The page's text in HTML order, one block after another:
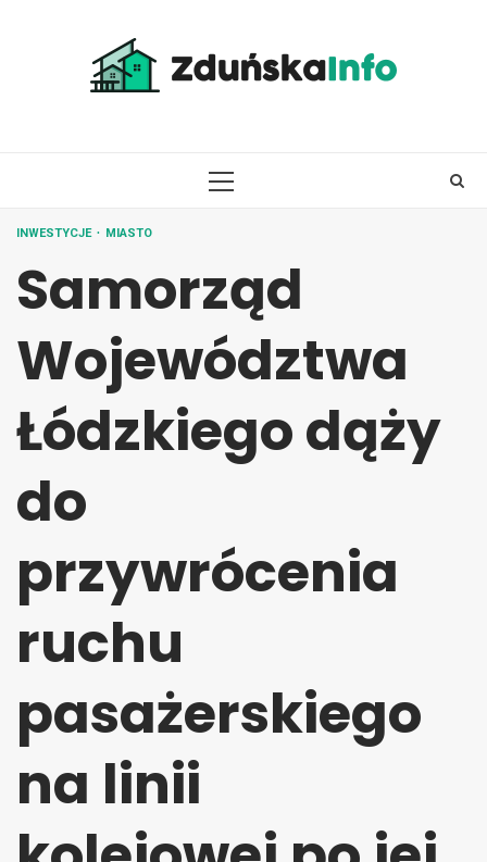
PRIMARY
INWESTYCJE MIASTO
Samorząd
Województwa
Łódzkiego dąży
do
przywrócenia
ruchu
pasażerskiego
na linii